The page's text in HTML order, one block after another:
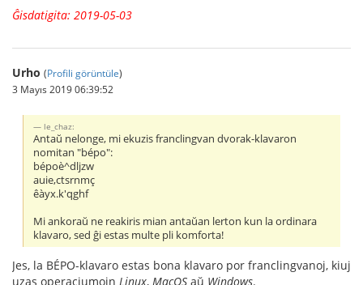
Ĝisdatigita: 2019-05-03
Urho (Profili görüntüle)
3 Mayıs 2019 06:39:52
le_chaz:
Antaŭ nelonge, mi ekuzis franclingvan dvorak-klavaron
nomitan "bépo":
bépoè^dljzw
auie,ctsrnmç
êàyx.k'qghf
Mi ankoraŭ ne reakiris mian antaŭan lerton kun la ordinara
klavaro, sed ĝi estas multe pli komforta!
Jes, la BÉPO-klavaro estas bona klavaro por franclingvanoj, kiuj
uzas operaciumojn Linux, MacOS aŭ Windows.